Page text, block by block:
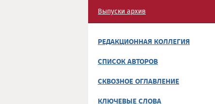
Выпуски архив
РЕДАКЦИОННАЯ КОЛЛЕГИЯ
СПИСОК АВТОРОВ
СКВОЗНОЕ ОГЛАВЛЕНИЕ
КЛЮЧЕВЫЕ СЛОВА